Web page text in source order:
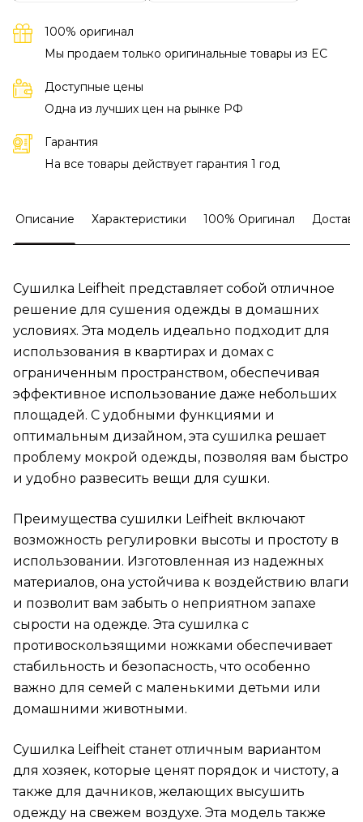
100% оригинал
Мы продаем только оригинальные товары из EC
Доступные цены
Одна из лучших цен на рынке РФ
Гарантия
На все товары действует гарантия 1 год
Описание Характеристики 100% Оригинал
Сушилка Leifheit представляет собой отличное
решение для сушения одежды в домашних
условиях. Эта модель идеально подходит для
использования в квартирах и домах с
ограниченным пространством, обеспечивая
эффективное использование даже небольших
площадей. С удобными функциями и
оптимальным дизайном, эта сушилка решает
проблему мокрой одежды, позволяя вам быстро
и удобно развесить вещи для сушки.
Преимущества сушилки Leifheit включают
возможность регулировки высоты и простоту в
использовании. Изготовленная из надежных
материалов, она устойчива к воздействию влаги
и позволит вам забыть о неприятном запахе
сырости на одежде. Эта сушилка с
противоскользящими ножками обеспечивает
стабильность и безопасность, что особенно
важно для семей с маленькими детьми или
домашними животными.
Сушилка Leifheit станет отличным вариантом
для хозяек, которые ценят порядок и чистоту, а
также для дачников, желающих высушить
одежду на свежем воздухе. Эта модель также